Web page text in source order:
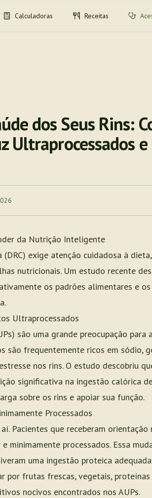
Calculadoras Receitas
dos Seus Rins:
Ultraprocessados
da Nutrição Inteligente
(DRC) exige atenção cuidadosa à
nutricionais. Um estudo recente
os padrões alimentares e
Ultraprocessados
são uma grande preocupação para
são frequentemente ricos em sódio,
nos rins. O estudo descobriu
significativa na ingestão calórica
sobre os rins e apoiar sua função.
Processados
Pacientes que receberam
e minimamente processados. Essa
uma ingestão proteica
por frutas frescas, vegetais,
nocivos encontrados nos AUPs.